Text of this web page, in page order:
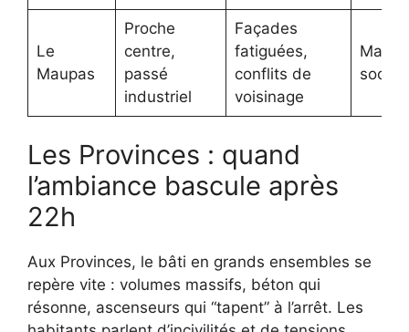
Le
Maupas
Proche
centre,
passé
industriel
Façades
fatiguées,
conflits de
voisinage
Mal-
social
Les Provinces : quand
l’ambiance bascule après
22h
Aux Provinces, le bâti en grands ensembles se
repère vite : volumes massifs, béton qui
résonne, ascenseurs qui “tapent” à l’arrêt. Les